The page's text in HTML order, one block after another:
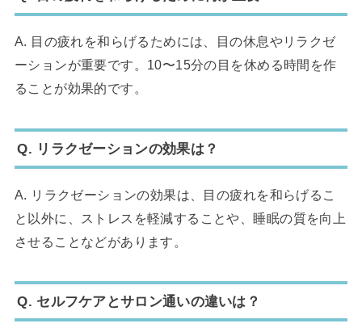
A. 目の疲れを和らげるためには、目の休息やリラクゼ
ーションが重要です。10〜15分の目を休める時間を作
ることが効果的です。
Q. リラクゼーションの効果は？
A. リラクゼーションの効果は、目の疲れを和らげるこ
と以外に、ストレスを軽減することや、睡眠の質を向上
させることなどがあります。
Q. セルフケアとサロン通いの違いは？